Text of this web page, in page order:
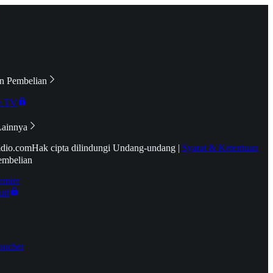
Pembelian
TV
Hak cipta dilindungi Undang-undang | Syarat & Ketentuan